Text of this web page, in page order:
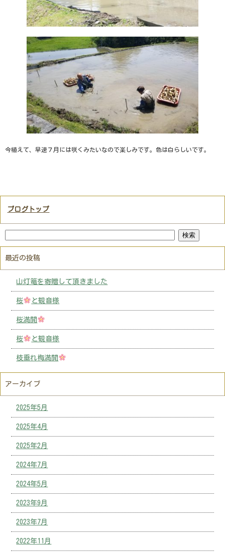
今植えて、早速７月には咲くみたいなので楽しみです。色は白らしいです。
ブログトップ
最近の投稿
山灯篭を寄贈して頂きました
桜 と観音様
桜満開
桜 と観音様
枝垂れ梅満開
アーカイブ
2025年5月
2025年4月
2025年2月
2024年7月
2024年5月
2023年9月
2023年7月
2022年11月